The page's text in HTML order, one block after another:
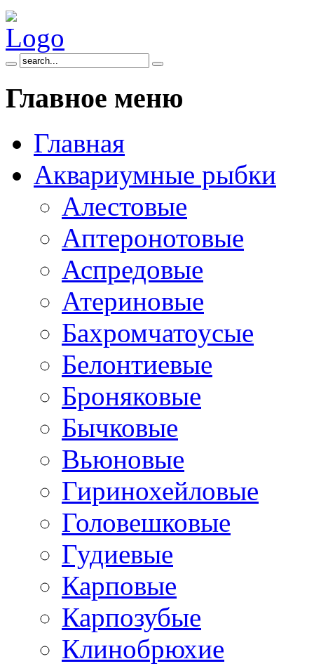
Главное меню
Главная
Аквариумные рыбки
Алестовые
Аптеронотовые
Аспредовые
Атериновые
Бахромчатоусые
Белонтиевые
Броняковые
Бычковые
Вьюновые
Гиринохейловые
Головешковые
Гудиевые
Карповые
Карпозубые
Клинобрюхие